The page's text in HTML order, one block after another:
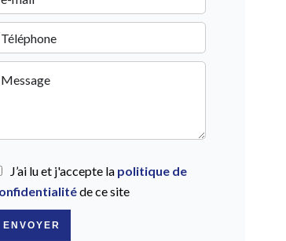
J’ai lu et j'accepte la politique de
de ce site
ENVOYER